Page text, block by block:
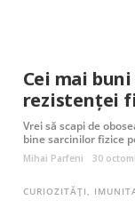
Cei mai
rezistenței
Vrei să scapi de
bine sarcinilor fizice
Mihai Parfeni 30
CURIOZITĂȚI,